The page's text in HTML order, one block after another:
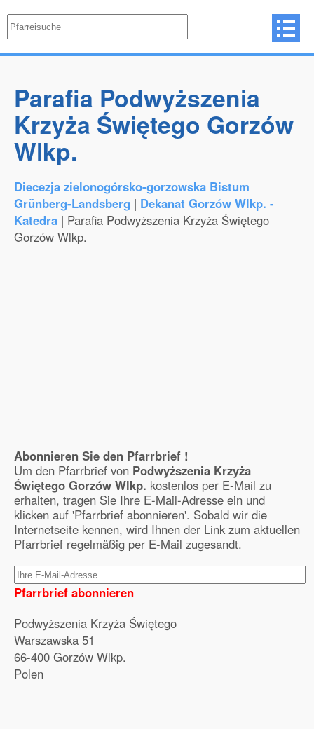
Parafia Podwyższenia
Krzyża Świętego Gorzów
Wlkp.
Diecezja zielonogórsko-gorzowska Bistum
Grünberg-Landsberg | Dekanat Gorzów Wlkp. -
Katedra | Parafia Podwyższenia Krzyża Świętego
Gorzów Wlkp.
Abonnieren Sie den Pfarrbrief !
Um den Pfarrbrief von Podwyższenia Krzyża
Świętego Gorzów Wlkp. kostenlos per E-Mail zu
erhalten, tragen Sie Ihre E-Mail-Adresse ein und
klicken auf 'Pfarrbrief abonnieren'. Sobald wir die
Internetseite kennen, wird Ihnen der Link zum aktuellen
Pfarrbrief regelmäßig per E-Mail zugesandt.
Pfarrbrief abonnieren
Podwyższenia Krzyża Świętego
Warszawska 51
66-400 Gorzów Wlkp.
Polen